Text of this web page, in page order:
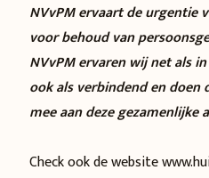
NVvPM ervaart de urgentie
voor behoud van
NVvPM ervaren wij net als
ook als verbindend en doen
mee aan deze gezamenlijke
Check ook de website